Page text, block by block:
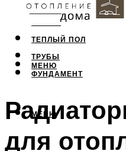
ПОТОЛОК
СТЕНЫ
ТЕПЛЫЙ ПОЛ
ТРУБЫ
ФУНДАМЕНТ
МЕНЮ
МЕНЮ
для